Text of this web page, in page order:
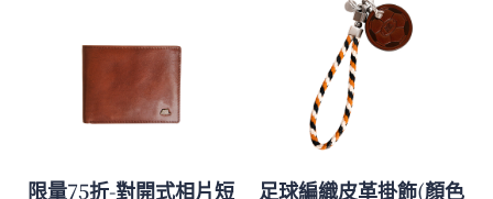
限量75折-對開式相片短
足球編織皮革掛飾(顏色